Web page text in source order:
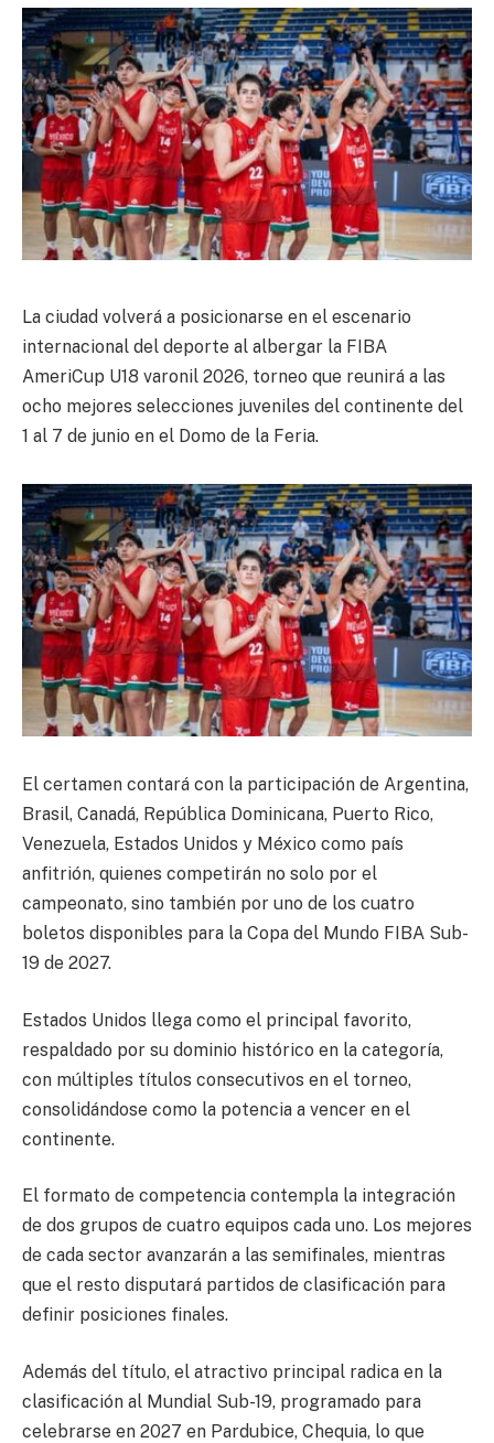
La ciudad volverá a posicionarse en el escenario
internacional del deporte al albergar la FIBA
AmeriCup U18 varonil 2026, torneo que reunirá a las
ocho mejores selecciones juveniles del continente del
1 al 7 de junio en el Domo de la Feria.
El certamen contará con la participación de Argentina,
Brasil, Canadá, República Dominicana, Puerto Rico,
Venezuela, Estados Unidos y México como país
anfitrión, quienes competirán no solo por el
campeonato, sino también por uno de los cuatro
boletos disponibles para la Copa del Mundo FIBA Sub-
19 de 2027.
Estados Unidos llega como el principal favorito,
respaldado por su dominio histórico en la categoría,
con múltiples títulos consecutivos en el torneo,
consolidándose como la potencia a vencer en el
continente.
El formato de competencia contempla la integración
de dos grupos de cuatro equipos cada uno. Los mejores
de cada sector avanzarán a las semifinales, mientras
que el resto disputará partidos de clasificación para
definir posiciones finales.
Además del título, el atractivo principal radica en la
clasificación al Mundial Sub-19, programado para
celebrarse en 2027 en Pardubice, Chequia, lo que